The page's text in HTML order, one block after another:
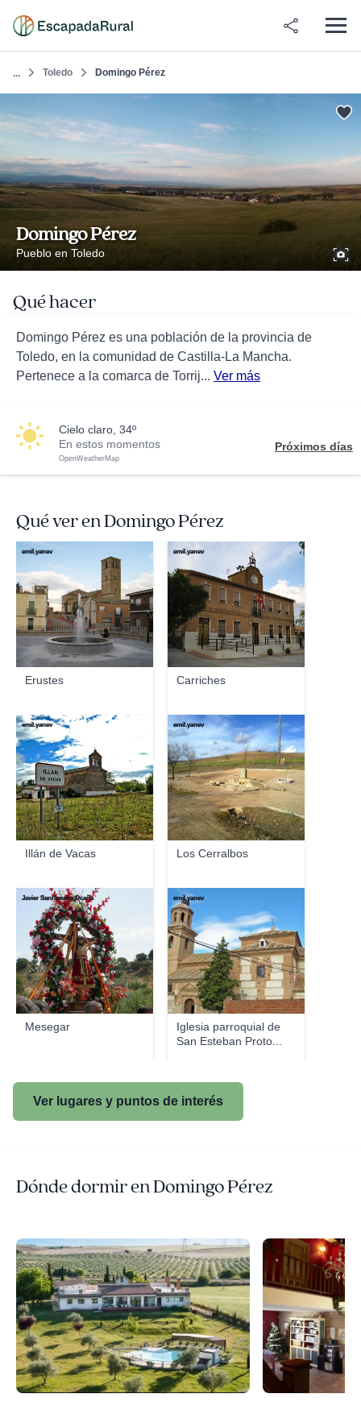
... Toledo Domingo Pérez
Domingo Pérez
Pueblo en Toledo
Qué hacer
Domingo Pérez es una población de la provincia de
Toledo, en la comunidad de Castilla-La Mancha.
Pertenece a la comarca de Torrij... Ver más
cielo claro, 34º
En estos momentos
OpenWeatherMap
Próximos días
Qué ver en Domingo Pérez
Erustes
emil.yanev
Carriches
emil.yanev
Illán de Vacas
emil.yanev
Los Cerralbos
emil.yanev
Mesegar
Javier Santamaria Ocaña
Iglesia parroquial de
San Esteban Proto...
emil.yanev
Ver lugares y puntos de interés
Dónde dormir en Domingo Pérez